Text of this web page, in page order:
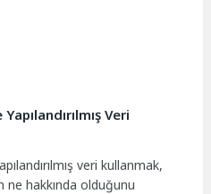
Veri
veri kullanmak,
hakkında olduğunu